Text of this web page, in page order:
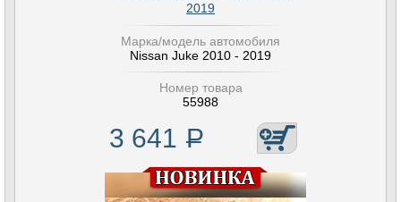
2019
Марка/модель автомобиля
Nissan Juke 2010 - 2019
Номер товара
55988
3 641 Р